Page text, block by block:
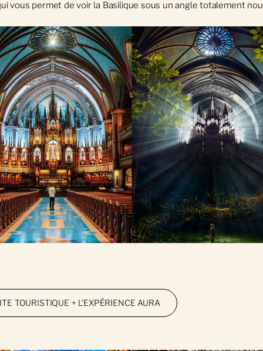
vous permet de voir la Basilique sous un angle totalement
TOURISTIQUE + L'EXPÉRIENCE AURA